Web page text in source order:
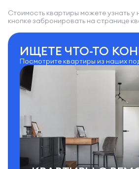
Стоимость квартиры можете узнать
кнопке забронировать на странице
ИЩЕТЕ ЧТО-ТО
Посмотрите квартиры из наших